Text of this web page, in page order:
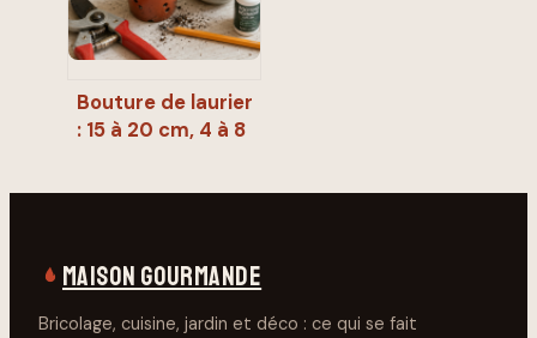
Bouture de laurier
: 15 à 20 cm, 4 à 8
MAISON GOURMANDE
Bricolage, cuisine, jardin et déco : ce qui se fait